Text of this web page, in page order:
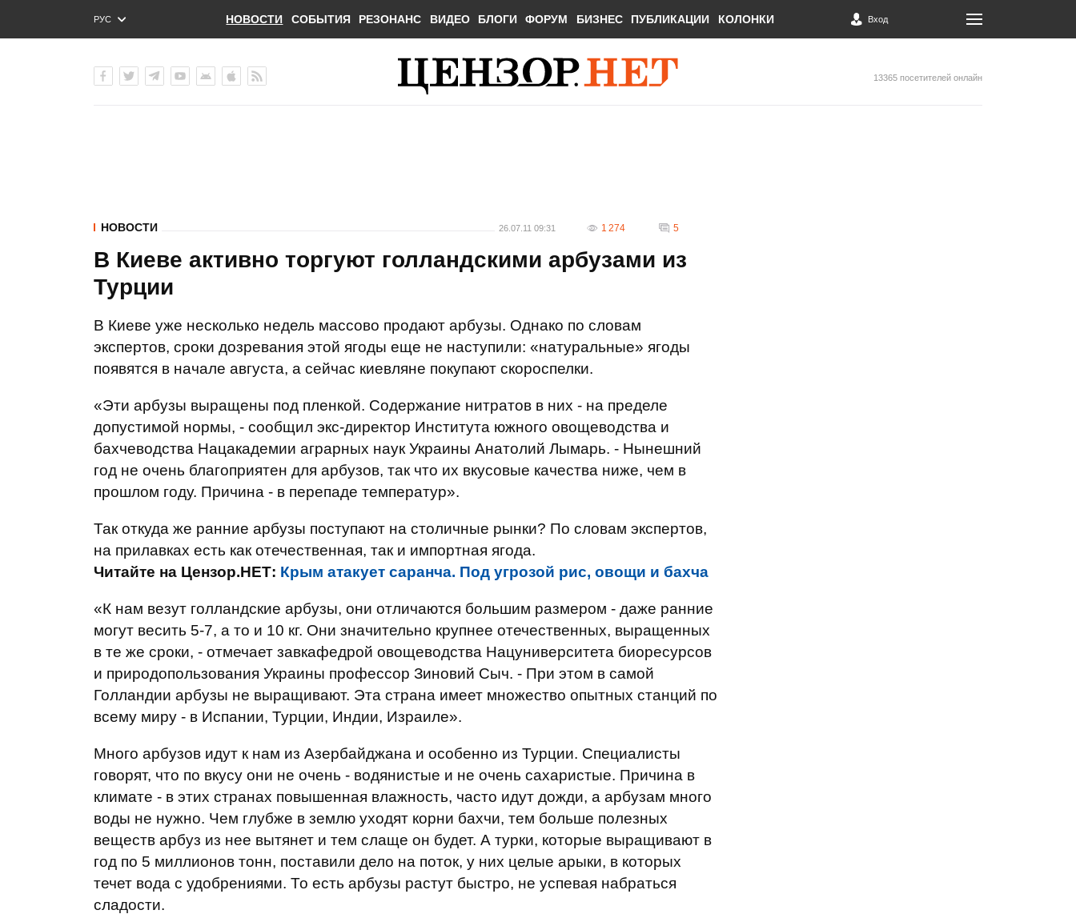
РУС
ENG
НОВОСТИ СОБЫТИЯ РЕЗОНАНС ВИДЕО БЛОГИ ФОРУМ БИЗНЕС ПУБЛИКАЦИИ КОЛОНКИ Вход
13365 посетителей онлайн
НОВОСТИ 26.07.11 09:31 1 274 5
В Киеве активно торгуют голландскими арбузами из
Турции
В Киеве уже несколько недель массово продают арбузы. Однако по словам
экспертов, сроки дозревания этой ягоды еще не наступили: «натуральные» ягоды
появятся в начале августа, а сейчас киевляне покупают скороспелки.
«Эти арбузы выращены под пленкой. Содержание нитратов в них - на пределе
допустимой нормы, - сообщил экс-директор Института южного овощеводства и
бахчеводства Нацакадемии аграрных наук Украины Анатолий Лымарь. - Нынешний
год не очень благоприятен для арбузов, так что их вкусовые качества ниже, чем в
прошлом году. Причина - в перепаде температур».
Так откуда же ранние арбузы поступают на столичные рынки? По словам экспертов,
на прилавках есть как отечественная, так и импортная ягода.
Читайте на Цензор.НЕТ: Крым атакует саранча. Под угрозой рис, овощи и бахча
«К нам везут голландские арбузы, они отличаются большим размером - даже ранние
могут весить 5-7, а то и 10 кг. Они значительно крупнее отечественных, выращенных
в те же сроки, - отмечает завкафедрой овощеводства Нацуниверситета биоресурсов
и природопользования Украины профессор Зиновий Сыч. - При этом в самой
Голландии арбузы не выращивают. Эта страна имеет множество опытных станций по
всему миру - в Испании, Турции, Индии, Израиле».
Много арбузов идут к нам из Азербайджана и особенно из Турции. Специалисты
говорят, что по вкусу они не очень - водянистые и не очень сахаристые. Причина в
климате - в этих странах повышенная влажность, часто идут дожди, а арбузам много
воды не нужно. Чем глубже в землю уходят корни бахчи, тем больше полезных
веществ арбуз из нее вытянет и тем слаще он будет. А турки, которые выращивают в
год по 5 миллионов тонн, поставили дело на поток, у них целые арыки, в которых
течет вода с удобрениями. То есть арбузы растут быстро, не успевая набраться
сладости.